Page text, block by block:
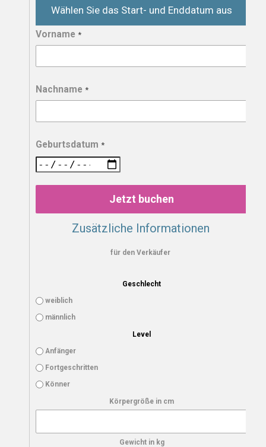
Wählen Sie das Start- und Enddatum aus
Vorname *
Nachname *
Geburtsdatum *
Jetzt buchen
Zusätzliche Informationen
für den Verkäufer
Geschlecht
weiblich
männlich
Level
Anfänger
Fortgeschritten
Könner
Körpergröße in cm
Gewicht in kg